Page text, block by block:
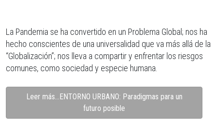
La Pandemia se ha convertido en un Problema Global; nos ha
hecho conscientes de una universalidad que va más allá de la
“Globalización”; nos lleva a compartir y enfrentar los riesgos
comunes, como sociedad y especie humana.
Leer más…ENTORNO URBANO: Paradigmas para un
futuro posible